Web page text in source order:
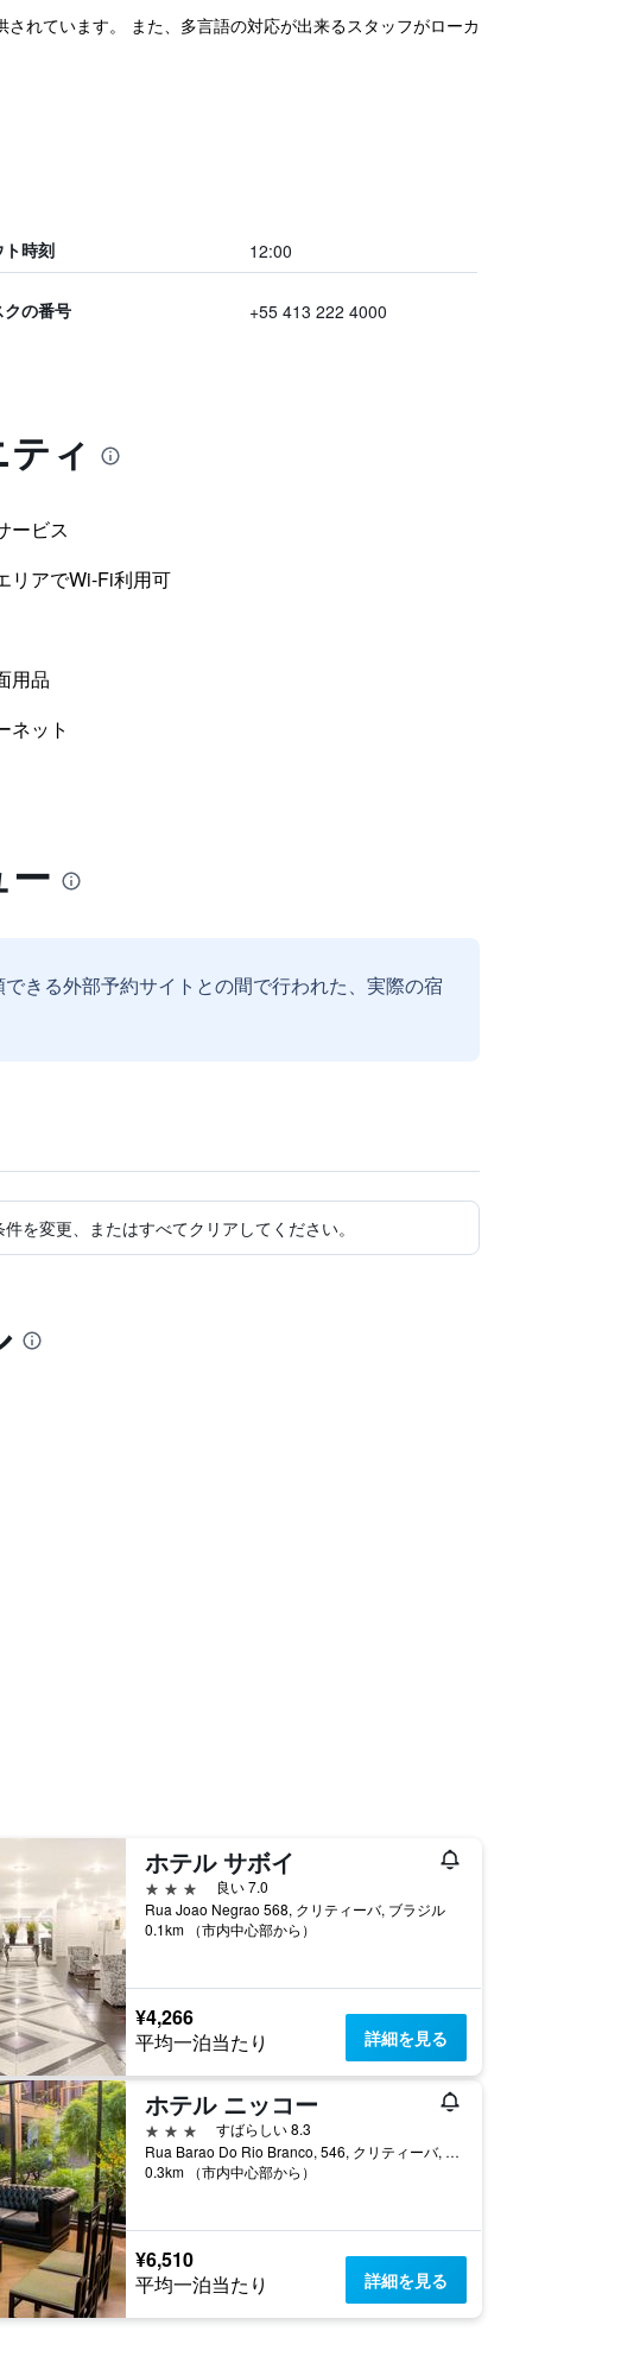
れています。 また、多言語の対応が出来るスタッフがローカ
ト時刻 12:00
クの番号 +55 413 222 4000
ィ
ービス
リアでWi-Fi利用可
用品
ネット
ー
きる外部予約サイトとの間で行われた、実際の宿
を変更、またはすべてクリアしてください。
ホテル サボイ
3つ星
良い 7.0
Rua Joao Negrao 568, クリティーバ, ブラジル
0.1km （市内中心部から）
¥4,266
平均一泊当たり 詳細を見る
ホテル ニッコー
3つ星
すばらしい 8.3
Rua Barao Do Rio Branco, 546, クリティーバ, ブラジル
0.3km （市内中心部から）
¥6,510
平均一泊当たり 詳細を見る